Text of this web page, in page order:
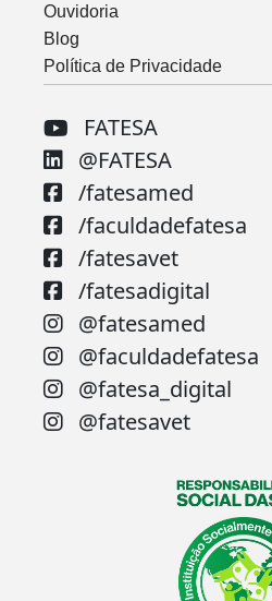
Ouvidoria
Blog
Política de Privacidade
FATESA
@FATESA
/fatesamed
/faculdadefatesa
/fatesavet
/fatesadigital
@fatesamed
@faculdadefatesa
@fatesa_digital
@fatesavet